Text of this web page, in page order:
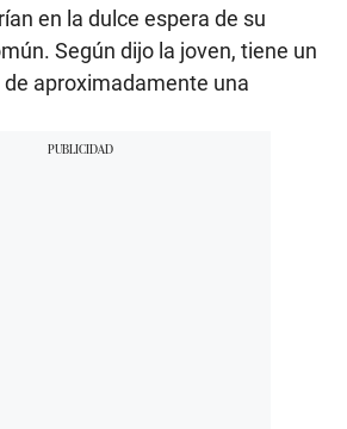
en la dulce espera de su
Según dijo la joven, tiene un
aproximadamente una